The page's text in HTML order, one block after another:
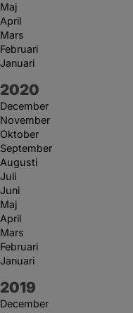
Maj
April
Mars
Februari
Januari
År:
2020
December
November
Oktober
September
Augusti
Juli
Juni
Maj
April
Mars
Februari
Januari
År:
2019
December